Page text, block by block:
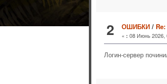
2 ОШИБКИ/
« : 08 Июнь 2026,
Логин-сервер